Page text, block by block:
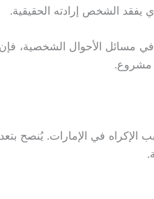
يفقد الشخص إرادته الحقيقية.
مسائل الأحوال الشخصية، فإن
مشروع.
في الإمارات. يُنصح